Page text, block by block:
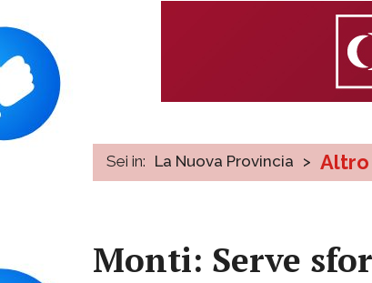
Sei in: La Nuova Provincia > Altro
Monti: Serve